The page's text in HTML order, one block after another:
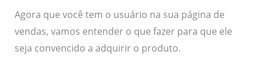
Agora que você tem o usuário na sua página de
vendas, vamos entender o que fazer para que ele
seja convencido a adquirir o produto.